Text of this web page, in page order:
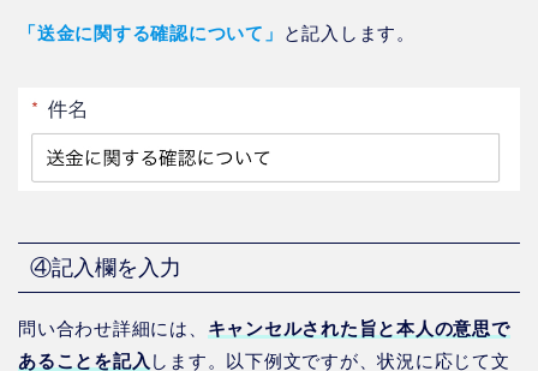
「送金に関する確認について」 と記入します。
④記入欄を入力
問い合わせ詳細には、 キャンセルされた旨と本人の意思で
あることを記入 します。以下例文ですが、状況に応じて文